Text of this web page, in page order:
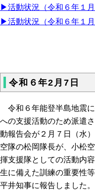
▶活動状況（令和６年１月
▶活動状況（令和６年１月
令和６年2月7日
令和６年能登半島地震
への支援活動のため派遣
動報告会が２月７日（水
空隊の松岡隊長が、小松
揮支援隊としての活動内
生に備えた訓練の重要性
平井知事に報告しました。